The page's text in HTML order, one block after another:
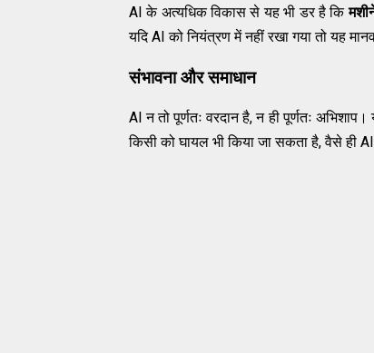
AI के अत्यधिक विकास से यह भी डर है कि
यदि AI को नियंत्रण में नहीं रखा गया तो यह
संभावना और समाधान
AI न तो पूर्णतः वरदान है, न ही पूर्णतः
किसी को घायल भी किया जा सकता है, वैसे ही